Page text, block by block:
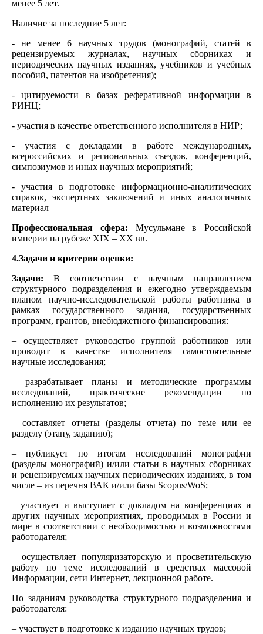
менее 5 лет.
Наличие за последние 5 лет:
- не менее 6 научных трудов (монографий, статей в
рецензируемых журналах, научных сборниках и
периодических научных изданиях, учебников и учебных
пособий, патентов на изобретения);
- цитируемости в базах реферативной информации в
РИНЦ;
- участия в качестве ответственного исполнителя в НИР;
- участия с докладами в работе международных,
всероссийских и региональных съездов, конференций,
симпозиумов и иных научных мероприятий;
- участия в подготовке информационно-аналитических
справок, экспертных заключений и иных аналогичных
материал
Профессиональная сфера: Мусульмане в Российской
империи на рубеже XIX – XX вв.
4.Задачи и критерии оценки:
Задачи: В соответствии с научным направлением
структурного подразделения и ежегодно утверждаемым
планом научно-исследовательской работы работника в
рамках государственного задания, государственных
программ, грантов, внебюджетного финансирования:
– осуществляет руководство группой работников или
проводит в качестве исполнителя самостоятельные
научные исследования;
– разрабатывает планы и методические программы
исследований, практические рекомендации по
исполнению их результатов;
– составляет отчеты (разделы отчета) по теме или ее
разделу (этапу, заданию);
– публикует по итогам исследований монографии
(разделы монографий) и/или статьи в научных сборниках
и рецензируемых научных периодических изданиях, в том
числе – из перечня ВАК и/или базы Scopus/WoS;
– участвует и выступает с докладом на конференциях и
других научных мероприятиях, проводимых в России и
мире в соответствии с необходимостью и возможностями
работодателя;
– осуществляет популяризаторскую и просветительскую
работу по теме исследований в средствах массовой
Информации, сети Интернет, лекционной работе.
По заданиям руководства структурного подразделения и
работодателя:
– участвует в подготовке к изданию научных трудов;